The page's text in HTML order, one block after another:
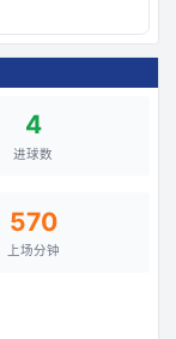
4
进球数
570
上场分钟